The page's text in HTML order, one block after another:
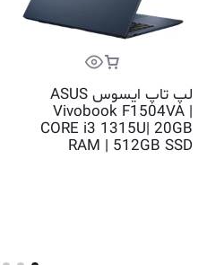
لپ تاپ ایسوس ASUS
Vivobook F1504VA |
CORE i3 1315U| 20GB
RAM | 512GB SSD